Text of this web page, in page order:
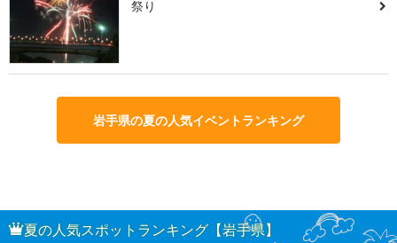
祭り
岩手県の夏の人気イベントランキング
夏の人気スポットランキング【岩手県】